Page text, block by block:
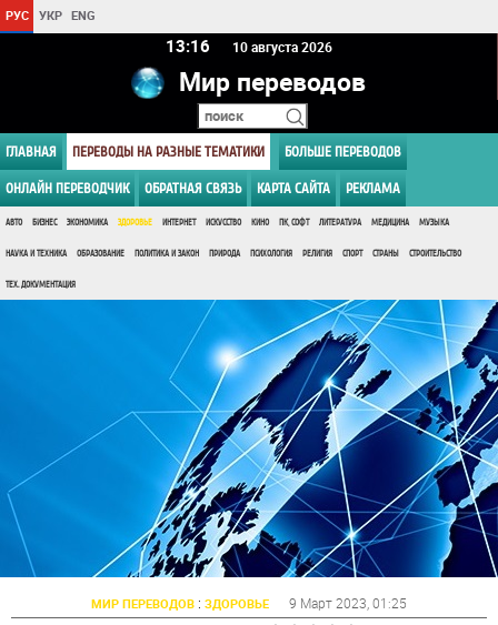
РУС УКР ENG
13 16 10 августа 2026
Мир переводов
ГЛАВНАЯ ПЕРЕВОДЫ НА РАЗНЫЕ ТЕМАТИКИ БОЛЬШЕ ПЕРЕВОДОВ
ОНЛАЙН ПЕРЕВОДЧИК ОБРАТНАЯ СВЯЗЬ КАРТА САЙТА РЕКЛАМА
АВТО БИЗНЕС ЭКОНОМИКА ЗДОРОВЬЕ ИНТЕРНЕТ ИСКУССТВО КИНО ПК, СОФТ ЛИТЕРАТУРА МЕДИЦИНА МУЗЫКА
НАУКА И ТЕХНИКА ОБРАЗОВАНИЕ ПОЛИТИКА И ЗАКОН ПРИРОДА ПСИХОЛОГИЯ РЕЛИГИЯ СПОРТ СТРАНЫ СТРОИТЕЛЬСТВО
ТЕХ. ДОКУМЕНТАЦИЯ
МИР ПЕРЕВОДОВ : ЗДОРОВЬЕ 9 Март 2023 , 01:25